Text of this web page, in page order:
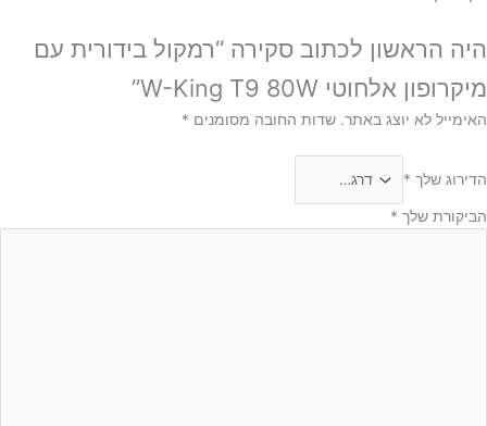
היה הראשון לכתוב סקירה “רמקול בידורית עם
מיקרופון אלחוטי W-King T9 80W”
האימייל לא יוצג באתר. שדות החובה מסומנים *
הדירוג שלך *
הביקורת שלך *